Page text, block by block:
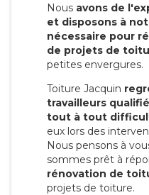
Nous avons de
et disposons à
nécessaire pour
de projets de
petites envergures.
Toiture Jacquin
travailleurs
tout à tout
eux lors des
Nous pensons à
sommes prêt à
rénovation de
projets de toiture.